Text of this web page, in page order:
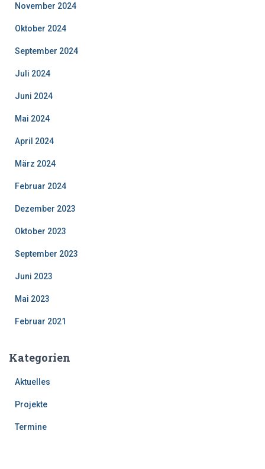
November 2024
Oktober 2024
September 2024
Juli 2024
Juni 2024
Mai 2024
April 2024
März 2024
Februar 2024
Dezember 2023
Oktober 2023
September 2023
Juni 2023
Mai 2023
Februar 2021
Kategorien
Aktuelles
Projekte
Termine